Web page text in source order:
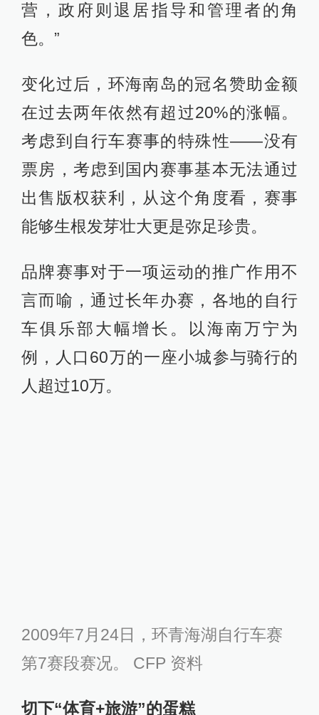
营，政府则退居指导和管理者的角
色。”
变化过后，环海南岛的冠名赞助金额
在过去两年依然有超过20%的涨幅。
考虑到自行车赛事的特殊性——没有
票房，考虑到国内赛事基本无法通过
出售版权获利，从这个角度看，赛事
能够生根发芽壮大更是弥足珍贵。
品牌赛事对于一项运动的推广作用不
言而喻，通过长年办赛，各地的自行
车俱乐部大幅增长。以海南万宁为
例，人口60万的一座小城参与骑行的
人超过10万。
2009年7月24日，环青海湖自行车赛
第7赛段赛况。 CFP 资料
切下“体育+旅游”的蛋糕